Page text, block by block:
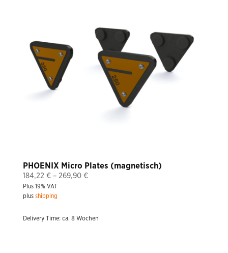
PHOENIX Micro Plates (magnetisch)
184,22 € – 269,90 €Price
269,90 €
Plus 19% VAT
plus shipping
Delivery Time: ca. 8 Wochen